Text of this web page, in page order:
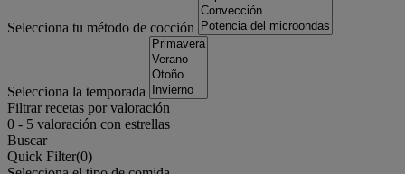
Selecciona tu método de cocción
Selecciona la temporada
Filtrar recetas por valoración
0 - 5 valoración con estrellas
Buscar
Quick Filter(0)